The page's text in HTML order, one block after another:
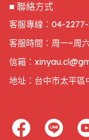
■ 聯絡方式
客服專線：04-
客服時間：周一~周
信箱：
地址：台中市太平區